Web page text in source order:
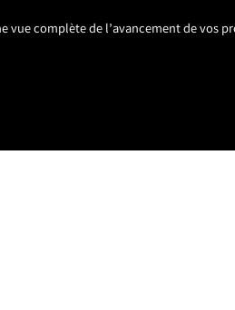
vue complète de l’avancement de